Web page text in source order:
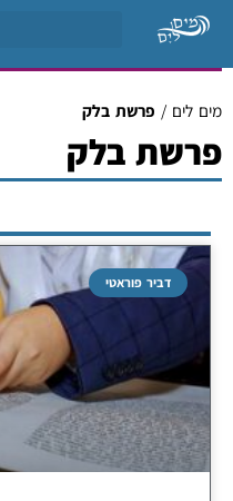
מים לים / פרשת בלק
פרשת בלק
דביר פוראטי